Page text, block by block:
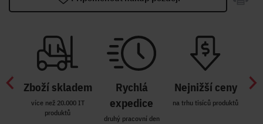
Zboží skladem
více než 20.000 IT
produktů
Rychlá
expedice
druhý pracovní den
Nejnižší ceny
na trhu tisíců produktů